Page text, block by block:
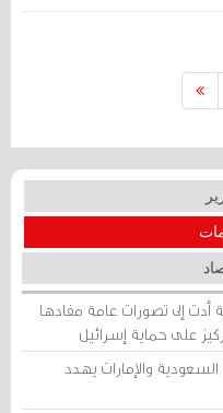
أدت إلى تصورات عامة مفادها
على حماية إسرائيل
والإمارات يهدد